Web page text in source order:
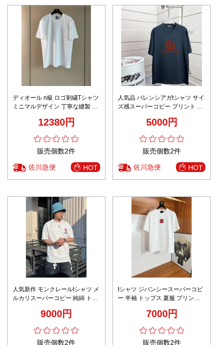
ディオール n級 ロゴ刺繍Tシャツ
ミニマルデザイン 丁寧な縫製 上
12380円
販売個数2件
佐川急便 HOT
人気品 バレンシアガtシャツ サイ
ズ感スーパーコピー プリント 男
5000円
販売個数2件
佐川急便 HOT
人気新作 モンクレールtシャツ メ
ルカリスーパーコピー 純綿 トッ
9000円
販売個数2件
tシャツ ジバンシースーパーコピ
ー 半袖 トップス 夏服 プリント
7000円
販売個数2件